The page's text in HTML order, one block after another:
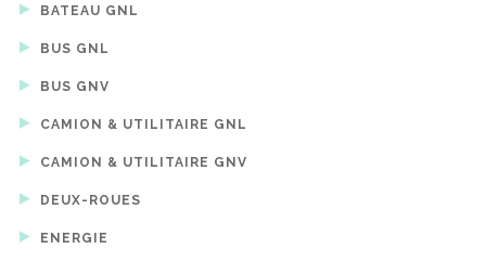
BATEAU GNL
BUS GNL
BUS GNV
CAMION & UTILITAIRE GNL
CAMION & UTILITAIRE GNV
DEUX-ROUES
ENERGIE